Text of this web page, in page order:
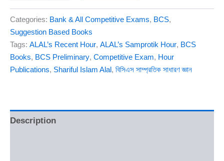
Categories: Bank & All Competitive Exams, BCS,
Suggestion Based Books
Tags: ALAL’s Recent Hour, ALAL’s Samprotik Hour, BCS
Books, BCS Preliminary, Competitive Exam, Hour
Publications, Shariful Islam Alal, বিসিএস সাম্প্রতিক সাধারণ জ্ঞান
Description